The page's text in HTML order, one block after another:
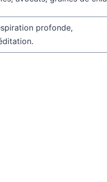
profonde,